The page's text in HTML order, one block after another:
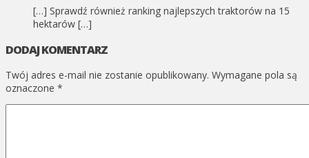
[…] Sprawdź również ranking najlepszych traktorów na 15
hektarów […]
DODAJ KOMENTARZ
Twój adres e-mail nie zostanie opublikowany. Wymagane pola są
oznaczone *